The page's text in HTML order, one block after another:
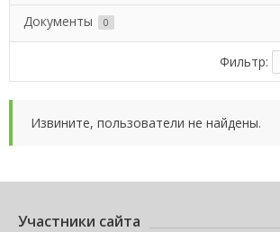
Документы 0
Фильтр:
Извините, пользователи не найдены.
Участники сайта